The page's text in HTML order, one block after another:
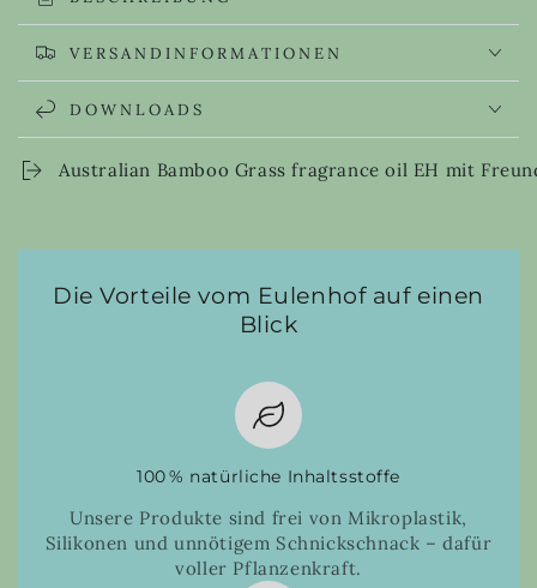
VERSANDINFORMATIONEN
DOWNLOADS
Australian Bamboo Grass fragrance oil EH mit
Die Vorteile vom Eulenhof auf einen
Blick
100 % natürliche Inhaltsstoffe
Unsere Produkte sind frei von Mikroplastik,
Silikonen und unnötigem Schnickschnack – dafür
voller Pflanzenkraft.